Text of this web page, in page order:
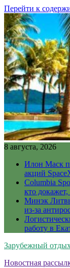
Перейти к
8 августа, 2026
Илон Маск
акций
Columbia
кто
Минэк
из-за
работу в
Зарубежный
Новостная